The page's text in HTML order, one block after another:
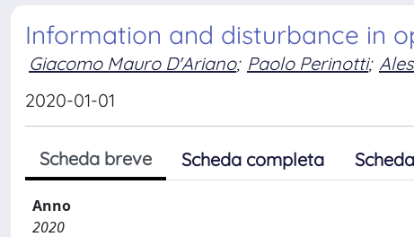
Information and disturbance in
Giacomo Mauro D'Ariano; Paolo Perinotti;
2020-01-01
Scheda breve Scheda completa
Anno
2020